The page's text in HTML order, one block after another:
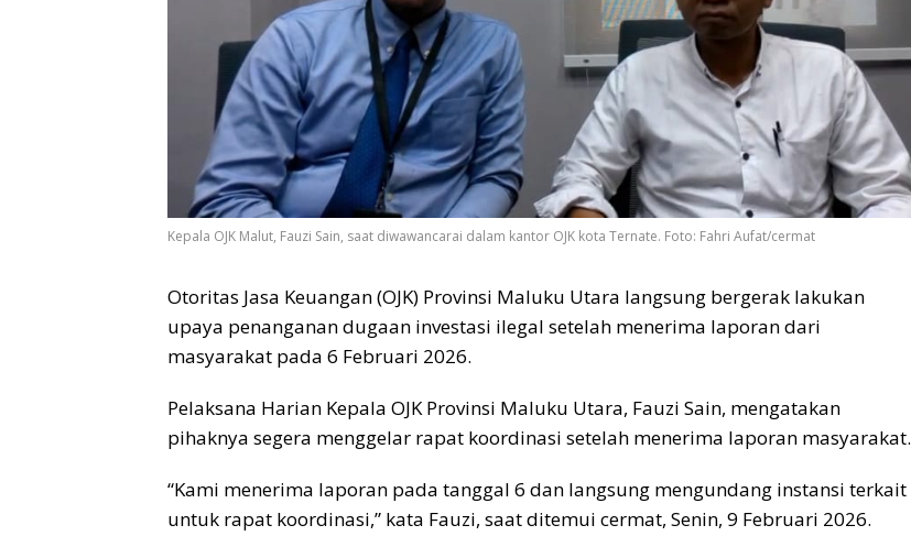
Kepala OJK Malut, Fauzi Sain, saat diwawancarai dalam kantor OJK kota Ternate. Foto: Fahri Aufat/cermat
Otoritas Jasa Keuangan (OJK) Provinsi Maluku Utara langsung bergerak lakukan
upaya penanganan dugaan investasi ilegal setelah menerima laporan dari
masyarakat pada 6 Februari 2026.
Pelaksana Harian Kepala OJK Provinsi Maluku Utara, Fauzi Sain, mengatakan
pihaknya segera menggelar rapat koordinasi setelah menerima laporan masyarakat.
“Kami menerima laporan pada tanggal 6 dan langsung mengundang instansi terkait
untuk rapat koordinasi,” kata Fauzi, saat ditemui cermat, Senin, 9 Februari 2026.